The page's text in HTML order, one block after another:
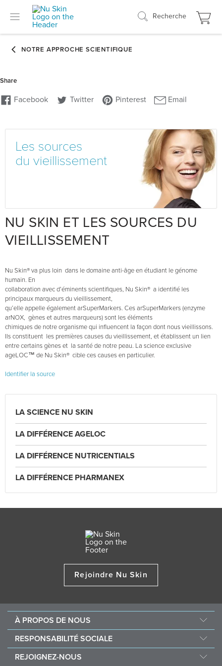
Recherche
Les sources
du vieillissement
NU SKIN ET LES SOURCES DU
VIEILLISSEMENT
Nu Skin® va plus loin dans le domaine anti-âge en étudiant le génome
humain. En
collaboration avec d’éminents scientifiques, Nu Skin® a identifié les
principaux marqueurs du vieillissement,
qu’elle appelle également arSuperMarkers. Ces arSuperMarkers (enzyme
arNOX, gènes et autres marqueurs) sont les éléments
chimiques de notre organisme qui influencent la façon dont nous vieillissons.
Ils constituent les premières causes du vieillissement, et établissent un lien
entre certains gènes et la santé de notre peau. La science exclusive
ageLOC™ de Nu Skin® cible ces causes en particulier.
Identifier la source
LA SCIENCE NU SKIN
LA DIFFÉRENCE AGELOC
LA DIFFÉRENCE NUTRICENTIALS
LA DIFFÉRENCE PHARMANEX
Rejoindre Nu Skin
À PROPOS DE NOUS
Au sujet de Nu Skin
Offres d’emploi
RESPONSABILITÉ SOCIALE
REJOIGNEZ-NOUS